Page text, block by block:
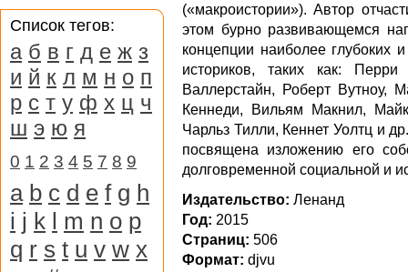
(«макроистории»). Автор
этом бурно развивающемся
концепции наиболее глубоких
историков, таких как:
Валлерстайн, Роберт Вутноу,
Кеннеди, Вильям Макнил,
Чарльз Тилли, Кеннет Уолтц и
посвящена изложению его
долговременной социальной и
Издательство: Ленанд
Год: 2015
Страниц: 506
Формат: djvu
Список тегов:
а б в г д е ж з
и й к л м н о п
р с т у ф х ц ч
ш э ю я
0 1 2 3 4 5 7 8 9
a b c d e f g h
i j k l m n o p
q r s t u v w x